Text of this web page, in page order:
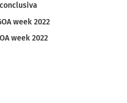
week 2022
week 2022